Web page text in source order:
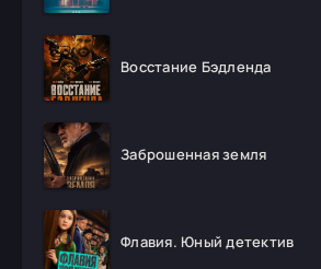
Восстание Бэдленда
Заброшенная земля
Флавия. Юный детектив